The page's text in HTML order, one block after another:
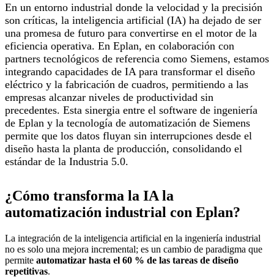
En un entorno industrial donde la velocidad y la precisión
son críticas, la inteligencia artificial (IA) ha dejado de ser
una promesa de futuro para convertirse en el motor de la
eficiencia operativa. En Eplan, en colaboración con
partners tecnológicos de referencia como Siemens, estamos
integrando capacidades de IA para transformar el diseño
eléctrico y la fabricación de cuadros, permitiendo a las
empresas alcanzar niveles de productividad sin
precedentes. Esta sinergia entre el software de ingeniería
de Eplan y la tecnología de automatización de Siemens
permite que los datos fluyan sin interrupciones desde el
diseño hasta la planta de producción, consolidando el
estándar de la Industria 5.0.
¿Cómo transforma la IA la
automatización industrial con Eplan?
La integración de la inteligencia artificial en la ingeniería industrial
no es solo una mejora incremental; es un cambio de paradigma que
permite automatizar hasta el 60 % de las tareas de diseño
repetitivas.